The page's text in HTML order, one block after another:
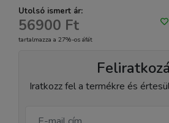
Utolsó ismert ár:
56900 Ft
tartalmazza a 27%-os áfát
Iratkozz fel a termékre és